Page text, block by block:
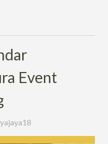
Event